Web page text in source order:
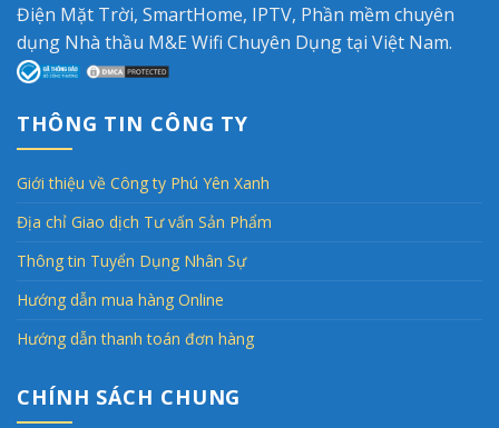
Điện Mặt Trời, SmartHome, IPTV, Phần mềm chuyên
dụng Nhà thầu M&E Wifi Chuyên Dụng tại Việt Nam.
THÔNG TIN CÔNG TY
Giới thiệu về Công ty Phú Yên Xanh
Địa chỉ Giao dịch Tư vấn Sản Phẩm
Thông tin Tuyển Dụng Nhân Sự
Hướng dẫn mua hàng Online
Hướng dẫn thanh toán đơn hàng
CHÍNH SÁCH CHUNG